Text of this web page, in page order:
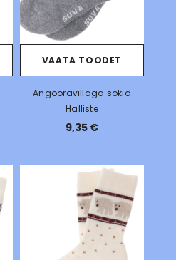
VAATA TOODET
Angooravillaga sokid
Halliste
9,35 €